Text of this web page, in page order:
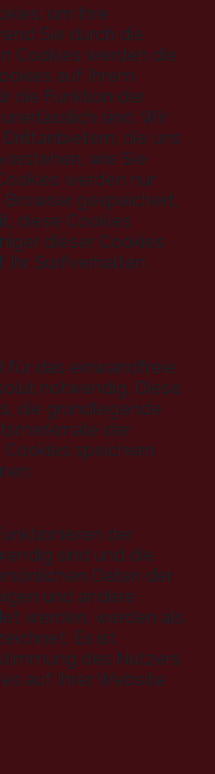
um Ihre
Sie durch die
Cookies werden die
auf Ihrem
die Funktion der
sind. Wir
die uns
wie Sie
werden nur
gespeichert.
diese Cookies
dieser Cookies
Ihr Surfverhalten
für das einwandfreie
notwendig. Diese
die grundlegende
der
speichern
der
sind und die
Daten der
und andere
werden, werden als
Es ist
des Nutzers
auf Ihrer Website